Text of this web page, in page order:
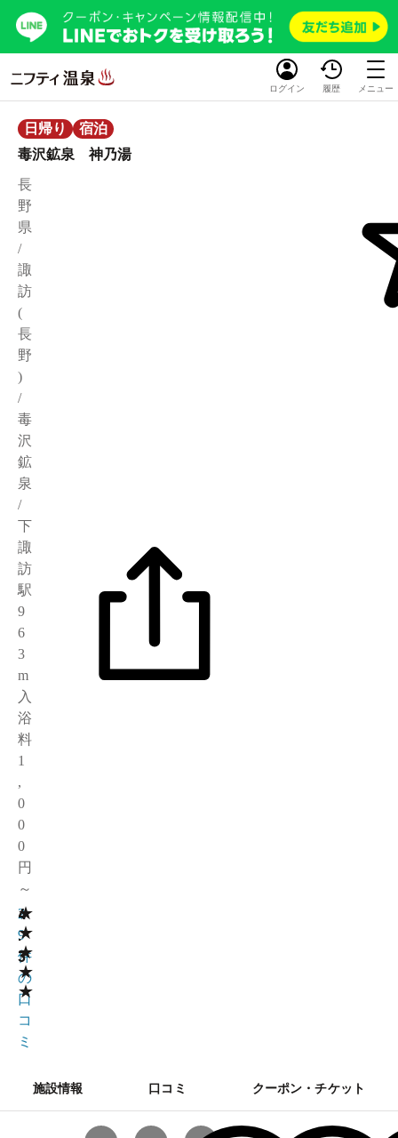
ログイン 履歴 メニュー
日帰り
宿泊
毒沢鉱泉 神乃湯
長
野
県
/
諏
訪
(
長
野
)
/
毒
沢
鉱
泉
/
下
諏
訪
駅
9
6
3
m
入
浴
料
1
,
0
0
0
円
～
★
★
★
★
★
4
.
3
2
9
件
の
口
コ
ミ
施設情報 口コミ クーポン・チケット